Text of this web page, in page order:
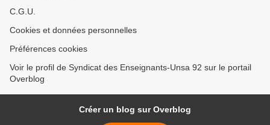
C.G.U.
Cookies et données personnelles
Préférences cookies
Voir le profil de Syndicat des Enseignants-Unsa 92 sur le portail
Overblog
Créer un blog sur Overblog